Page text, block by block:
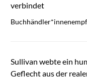
verbindet
Sullivan webte ein
Geflecht aus der